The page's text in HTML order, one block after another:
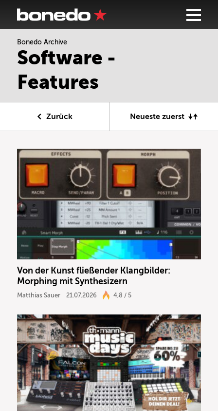
Bonedo Archive
Software -
Features
Zurück Neueste zuerst
Von der Kunst fließender Klangbilder:
Morphing mit Synthesizern
Matthias Sauer 21.07.2026 4,8 / 5